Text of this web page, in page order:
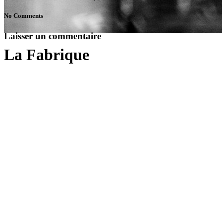
La Fabrique
No Comments
Laisser un commentaire